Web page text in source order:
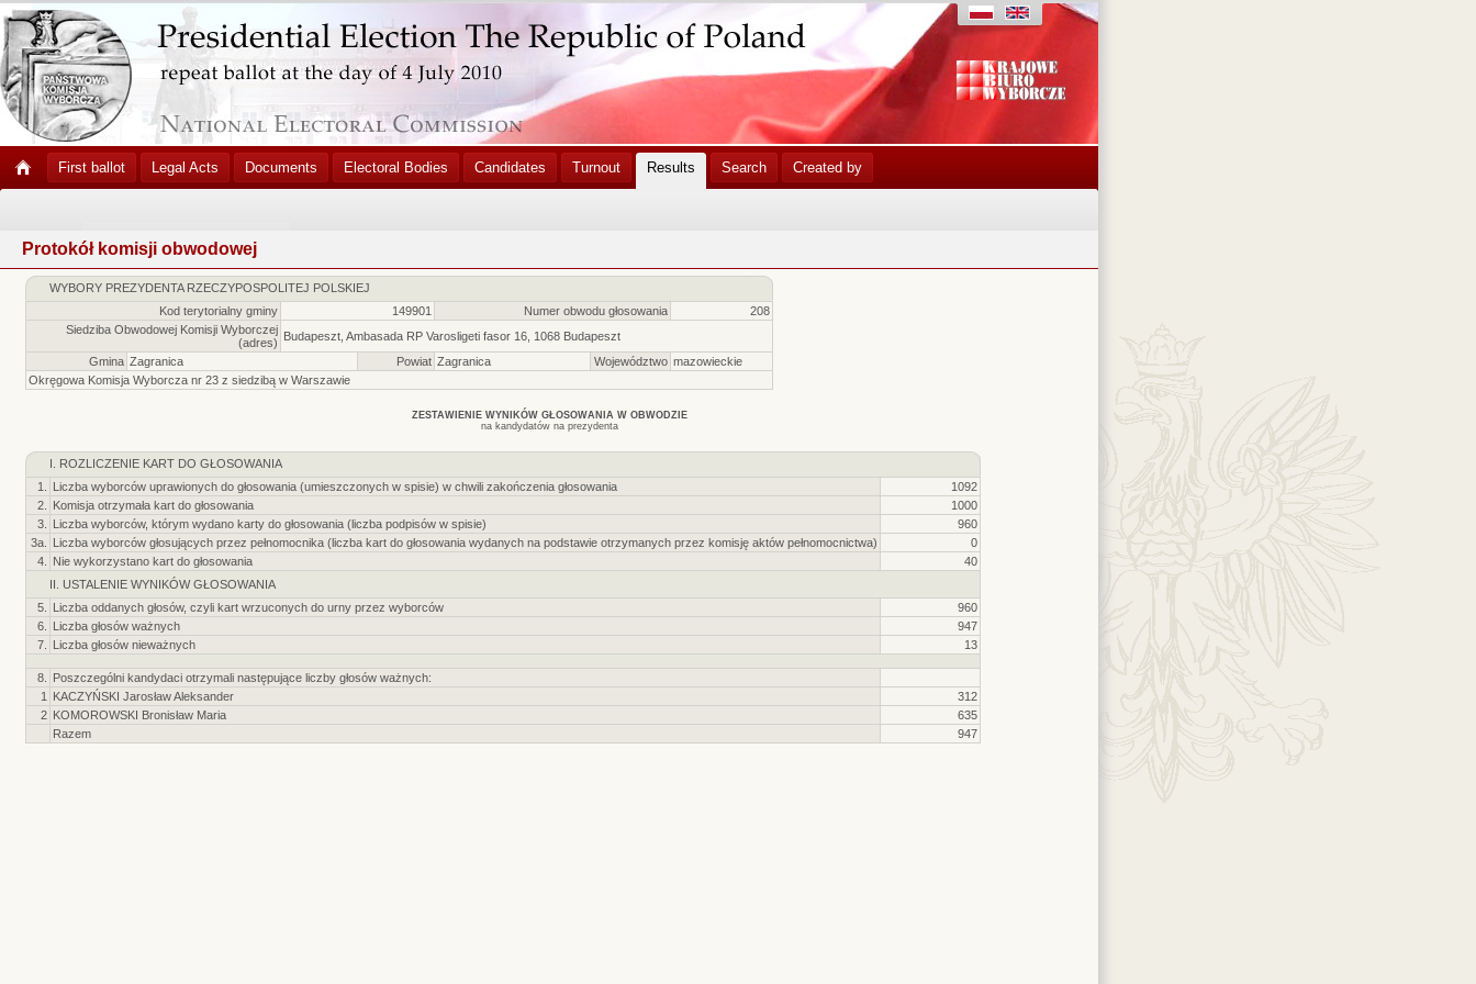
First ballot Legal Acts Documents Electoral Bodies Candidates Turnout Results Search Created by
Protokół komisji obwodowej
WYBORY PREZYDENTA RZECZYPOSPOLITEJ POLSKIEJ
Kod terytorialny gminy
149901 Numer obwodu głosowania
208
Siedziba Obwodowej Komisji Wyborczej
(adres) Budapeszt, Ambasada RP Varosligeti fasor 16, 1068 Budapeszt
Gmina Zagranica Powiat Zagranica Województwo mazowieckie
Okręgowa Komisja Wyborcza nr 23 z siedzibą w Warszawie
ZESTAWIENIE WYNIKÓW GŁOSOWANIA W OBWODZIE
na kandydatów na prezydenta
I. ROZLICZENIE KART DO GŁOSOWANIA
1.
Liczba wyborców uprawionych do głosowania (umieszczonych w spisie) w chwili zakończenia głosowania
1092
2.
Komisja otrzymała kart do głosowania
1000
3.
Liczba wyborców, którym wydano karty do głosowania (liczba podpisów w spisie)
960
3a.
Liczba wyborców głosujących przez pełnomocnika (liczba kart do głosowania wydanych na podstawie otrzymanych przez komisję aktów pełnomocnictwa)
0
4.
Nie wykorzystano kart do głosowania
40
II. USTALENIE WYNIKÓW GŁOSOWANIA
5.
Liczba oddanych głosów, czyli kart wrzuconych do urny przez wyborców
960
6.
Liczba głosów ważnych
947
7.
Liczba głosów nieważnych 13
8.
Poszczególni kandydaci otrzymali następujące liczby głosów ważnych:
1
KACZYŃSKI Jarosław Aleksander
312
2 KOMOROWSKI Bronisław Maria
635
Razem
947